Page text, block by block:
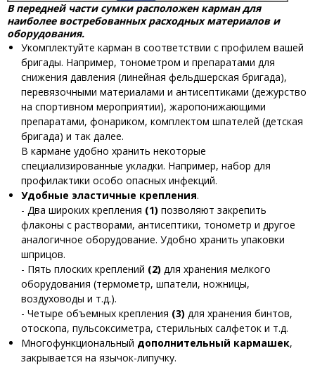
В передней части сумки расположен карман для
наиболее востребованных расходных материалов и
оборудования.
Укомплектуйте карман в соответствии с профилем вашей
бригады. Например, тонометром и препаратами для
снижения давления (линейная фельдшерская бригада),
перевязочными материалами и антисептиками (дежурство
на спортивном мероприятии), жаропонижающими
препаратами, фонариком, комплектом шпателей (детская
бригада) и так далее.
В кармане удобно хранить некоторые
специализированные укладки. Например, набор для
профилактики особо опасных инфекций.
Удобные эластичные крепления.
- Два широких крепления (1) позволяют закрепить
флаконы с растворами, антисептики, тонометр и другое
аналогичное оборудование. Удобно хранить упаковки
шприцов.
- Пять плоских креплений (2) для хранения мелкого
оборудования (термометр, шпатели, ножницы,
воздуховоды и т.д.).
- Четыре объемных крепления (3) для хранения бинтов,
отоскопа, пульсоксиметра, стерильных салфеток и т.д.
Многофункциональный дополнительный кармашек,
закрывается на язычок-липучку.